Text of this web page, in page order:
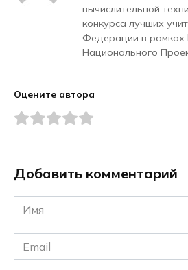
вычислительной
конкурса лучших
Федерации в рамках
Национального
Оцените автора
Добавить комментарий
Имя
*
Email
*